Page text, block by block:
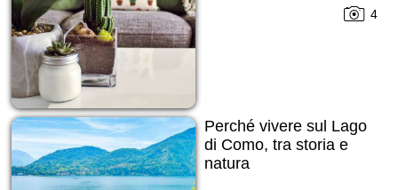
4
Perché vivere sul Lago
di Como, tra storia e
natura